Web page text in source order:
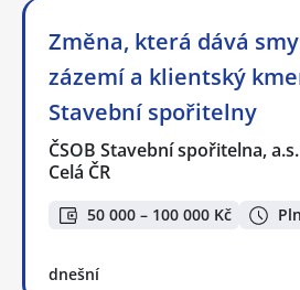
Změna, která dává
zázemí a klientský
Stavební spořitelny
ČSOB Stavební spořitelna, a.s.
Celá ČR
50 000 – 100 000 Kč
dnešní